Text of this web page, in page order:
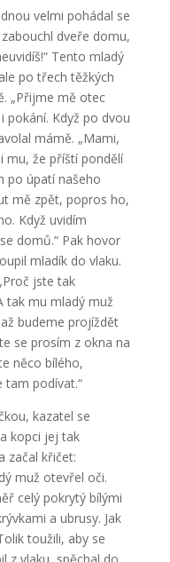
velmi pohádal se
dveře domu,
Tento mladý
po třech těžkých
„Přijme mě otec
pokání. Když po dvou
mámě. „Mami,
mu, že příští pondělí
po úpatí našeho
mě zpět, popros ho,
Když uvidím
domů.“ Pak hovor
mladík do vlaku.
jste tak
tak mu mladý muž
budeme projíždět
se prosím z okna na
něco bílého,
tam podívat.“
kazatel se
kopci jej tak
začal křičet:
muž otevřel oči.
celý pokrytý bílými
a ubrusy. Jak
toužili, aby se